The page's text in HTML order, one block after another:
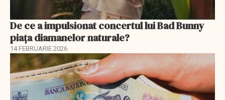
De ce a impulsionat concertul lui Bad Bunny
piața diamanelor naturale?
14 FEBRUARIE 2026